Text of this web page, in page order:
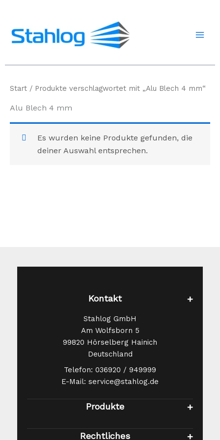
springen
Start / Produkte verschlagwortet mit „Alu Blech 4 mm“
Alu Blech 4 mm
Es wurden keine Produkte gefunden, die
deiner Auswahl entsprechen.
Kontakt
Stahlog GmbH
Am Wolfsborn 5
99820 Hörselberg Hainich
Deutschland
Telefon: 036920 / 949999
E-Mail: service@stahlog.de
Produkte
Rechtliches